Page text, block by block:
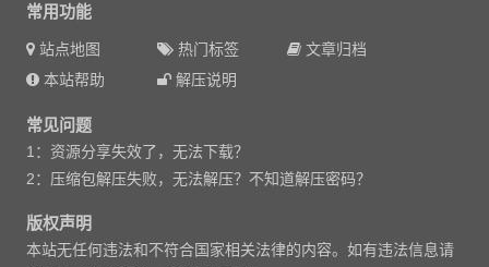
常用功能
站点地图 热门标签
文章归档
本站帮助
解压说明
常见问题
1：资源分享失效了，无法下载？
2：压缩包解压失败，无法解压？不知道解压密码？
版权声明
本站无任何违法和不符合国家相关法律的内容。如有违法信息请